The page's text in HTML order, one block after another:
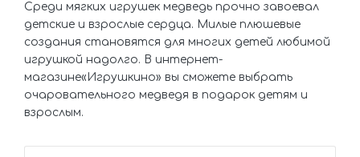
Среди мягких игрушек медведь прочно завоевал
детские и взрослые сердца. Милые плюшевые
создания становятся для многих детей любимой
игрушкой надолго. В интернет-
магазине«Игрушкино» вы сможете выбрать
очаровательного медведя в подарок детям и
взрослым.